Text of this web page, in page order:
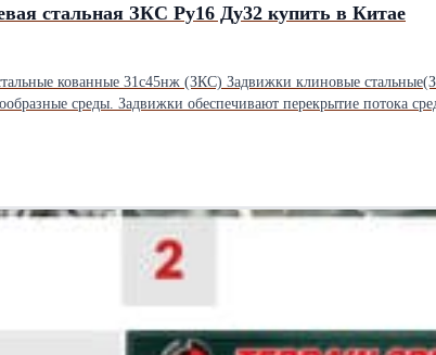
стальная ЗКС Ру16 Ду32 купить в Китае
предназначены для установки в качестве запорного механизма на трубопроводах,
среды. Задвижки обеспечивают перекрытие потока
2Cr13 3 Диск 2Cr13 4 Шток 2Cr13 5 Прокладка 304+Графит
Маховик Чугун Основные габаритные & присоединительные размеры Ру, МПа Ду, мм d L D D1 n-фd W
100 162 3.2 25 19.1 160 115 85 4-ф14 125 211 4.9 32 24 180
4-ф18 160 257 10.4 50 38.1 250 160 125 4-ф18 180 282 14.4
4-ф14 100 162 4.9 25 19.1 160 115 85 4-ф14 125 211 7 32 24
МПа Ду, мм d L D D1 n-фd W H≈ Приблиз. вес, кг 6,4 15 10
200 357 32 Ру, МПа Ду, мм d L D D1 n-фd W H≈ Приблиз. вес,